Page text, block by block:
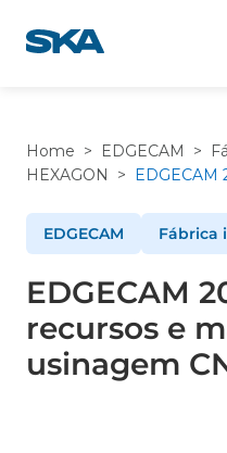
para
Home > EDGECAM >
HEXAGON
>
EDGECAM Fábrica
EDGECAM
recursos e
usinagem